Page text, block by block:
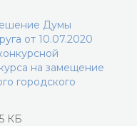
Думы
от 10.07.2020
на замещение
городского
КБ